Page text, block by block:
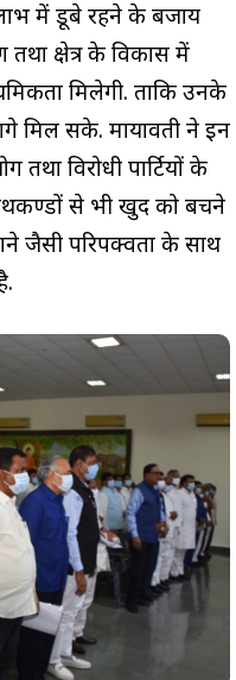
लाभ में डूबे रहने के बजाय
क्षेत्र के विकास में
मिलेगी. ताकि उनके
मिल सके. मायावती ने इन
तथा विरोधी पार्टियों के
से भी खुद को बचने
जैसी परिपक्वता के साथ